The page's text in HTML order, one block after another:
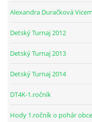
Alexandra Duračková
Detský Turnaj 2012
Detský Turnaj 2013
Detský Turnaj 2014
DT4K-1.ročník
Hody 1.ročník o pohár